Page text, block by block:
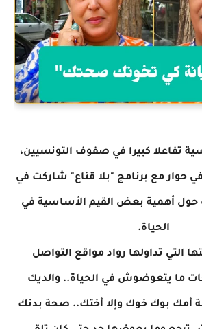
تفاعلا كبيرا في صفوف التونسيين،
حوار مع برنامج "بلا قناع" شاركت في
حول أهمية بعض القيم الأساسية في
الحياة.
التي تداولها رواد مواقع التواصل
:"3حاجات ما يتعوضوش في الحياة.. والديك
أمك بوك خوك وإلا أختك.. صحة بدنك